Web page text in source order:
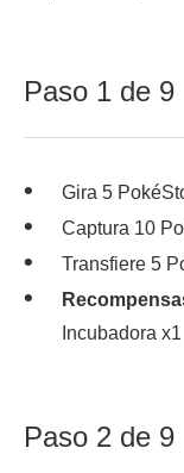
Paso 1 de 9
Gira 5
Captura 10
Transfiere 5
Incubadora x1
Paso 2 de 9